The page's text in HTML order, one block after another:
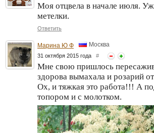
Моя отцвела в начале июля.
метелки.
Ответить
Марина Ю Ф Москва
31 октября 2015 года #
Мне свою пришлось
здорова вымахала и розарий
Ох, и тяжкая это работа!!! А
топором и с молотком.